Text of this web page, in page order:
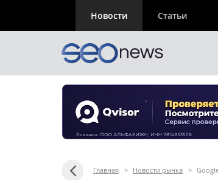
Новости Статьи
Главная > Новости рынка >